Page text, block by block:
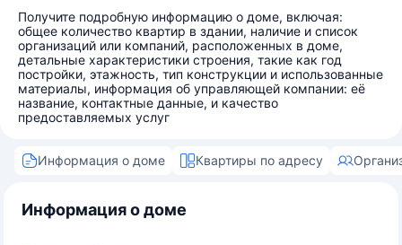
Получите подробную информацию о доме, включая:
общее количество квартир в здании, наличие и список
организаций или компаний, расположенных в доме,
детальные характеристики строения, такие как год
постройки, этажность, тип конструкции и использованные
материалы, информация об управляющей компании: её
название, контактные данные, и качество
предоставляемых услуг
Информация о доме Квартиры по адресу
Информация о доме